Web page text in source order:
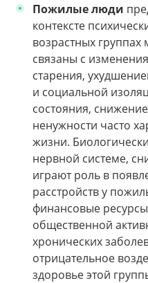
Пожилые люди
контексте
возрастных
связаны с
старения,
и социальной
состояния,
ненужности часто
жизни.
нервной системе,
играют роль в
расстройств у
финансовые
общественной
хронических
отрицательное
здоровье этой